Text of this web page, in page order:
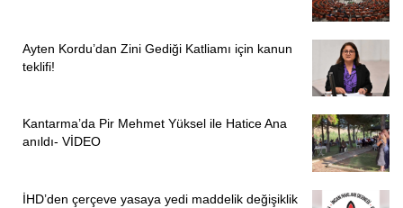
Ayten Kordu’dan Zini Gediği Katliamı için kanun
teklifi!
Kantarma’da Pir Mehmet Yüksel ile Hatice Ana
anıldı- VİDEO
İHD’den çerçeve yasaya yedi maddelik değişiklik